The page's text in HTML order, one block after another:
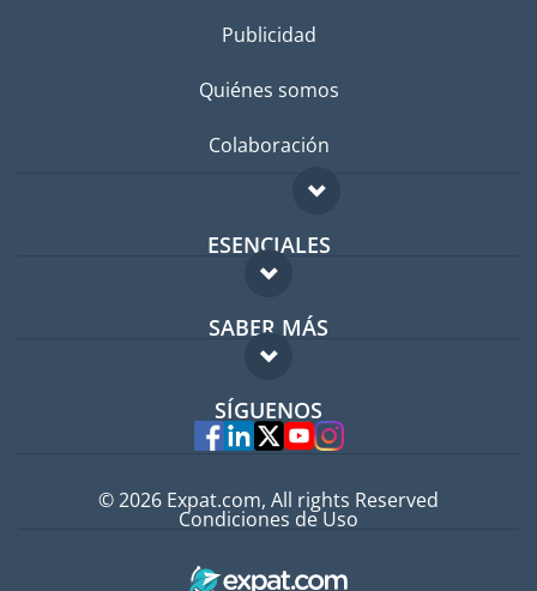
Publicidad
Quiénes somos
Colaboración
ESENCIALES
Foro para expatriados
Guía para expatriados
Trabajos en el extranjero
SABER MÁS
FAQ
Expertos
SÍGUENOS
© 2026 Expat.com, All rights Reserved
Condiciones de Uso